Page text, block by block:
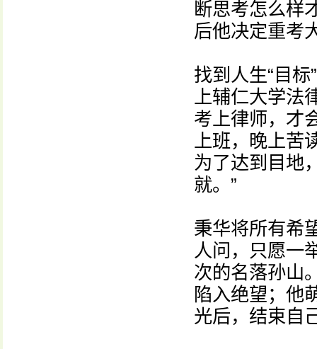
断思考怎么样
后他决定重考
找到人生“目
上辅仁大学法
考上律师，才
上班，晚上苦
为了达到目地
就。”
秉华将所有希
人问，只愿一
次的名落孙山
陷入绝望；他
光后，结束自